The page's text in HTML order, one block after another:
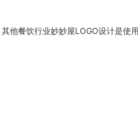
其他餐饮行业妙妙屋LOGO设计是使